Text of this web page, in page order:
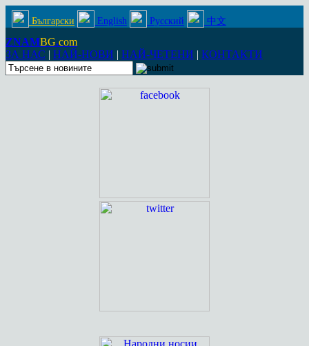
Български English Русский 中文
ZNAMBG.com
ЗА НАС | НАЙ-НОВИ | НАЙ-ЧЕТЕНИ | КОНТАКТИ